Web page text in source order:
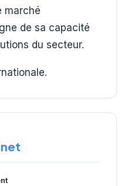
marché
de sa capacité
du secteur.